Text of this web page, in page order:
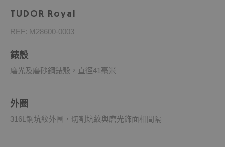
TUDOR Royal
REF: M28600-0003
錶殼
磨光及磨砂鋼錶殼，直徑41毫米
外圈
316L鋼坑紋外圈，切割坑紋與磨光飾面相間隔